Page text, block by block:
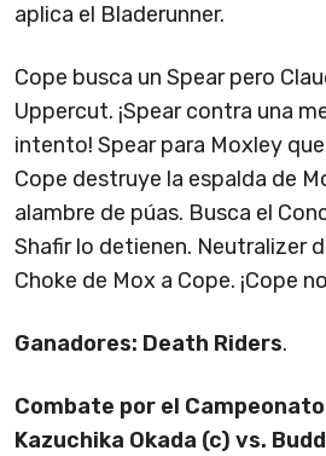
aplica el Bladerunner.
Cope busca un Spear pero
Uppercut. ¡Spear contra una
intento! Spear para Moxley
Cope destruye la espalda de
alambre de púas. Busca el
Shafir lo detienen. Neutralizer
Choke de Mox a Cope. ¡Cope
Ganadores: Death Riders.
Combate por el
Kazuchika Okada (c) vs.